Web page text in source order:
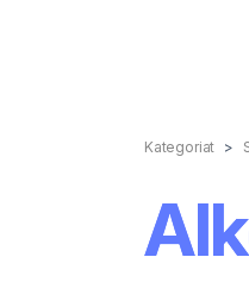
Kategoriat